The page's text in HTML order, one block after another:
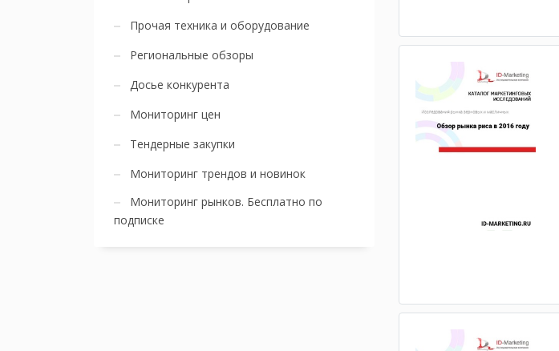
Прочая техника и оборудование
Региональные обзоры
Досье конкурента
Мониторинг цен
Тендерные закупки
Мониторинг трендов и новинок
Мониторинг рынков. Бесплатно по
подписке